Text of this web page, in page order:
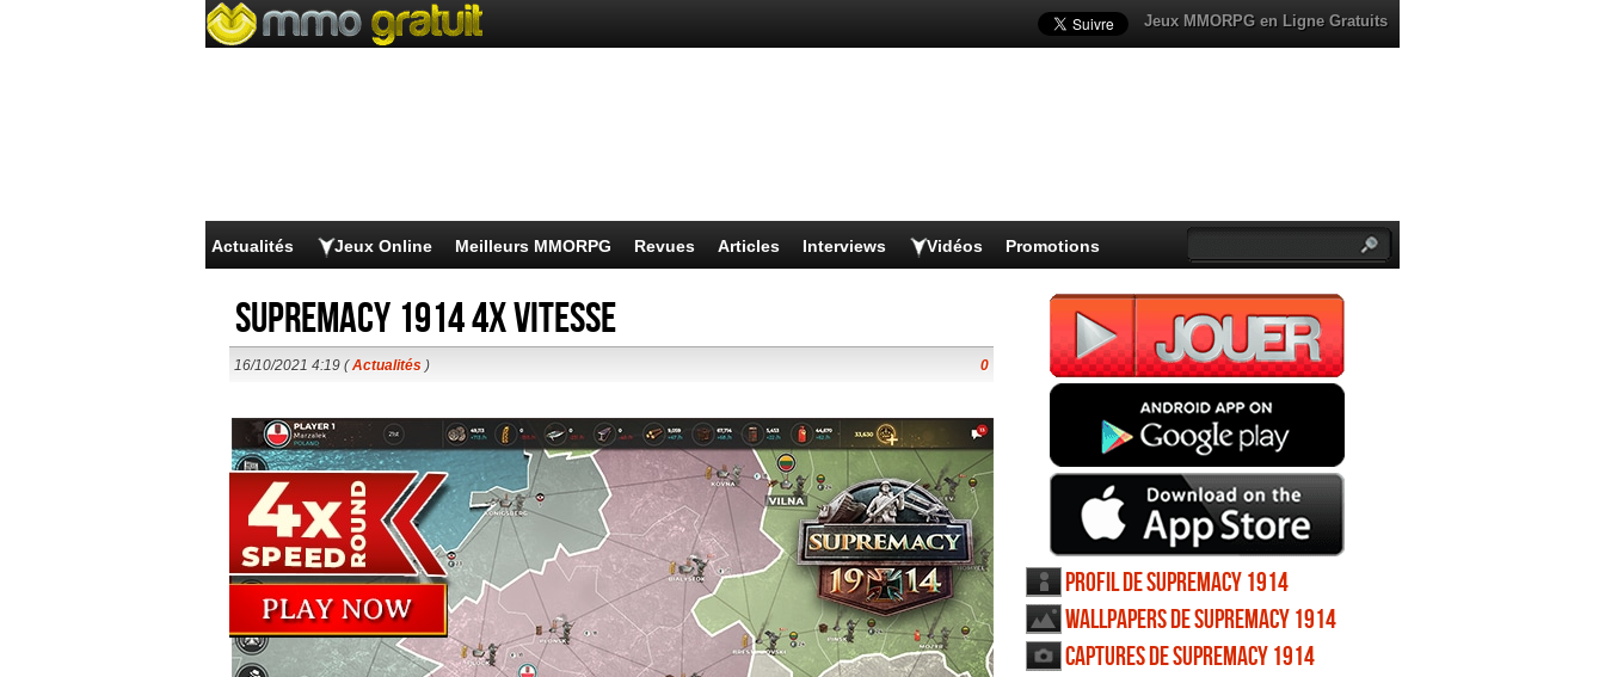
Jeux MMORPG en Ligne Gratuits
Actualités Jeux Online Meilleurs MMORPG Revues Articles Interviews Vidéos Promotions
Supremacy 1914 4x vitesse
16/10/2021 4:19 (Actualités ) 0
Profil de Supremacy 1914
Wallpapers de Supremacy 1914
Captures de Supremacy 1914